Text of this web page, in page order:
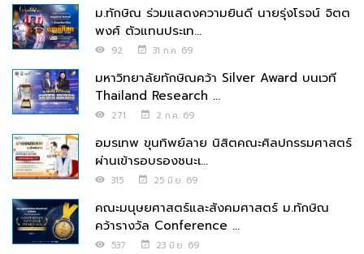
ม.ทักษิณ ร่วมแสดงความยินดี นายรุ่งโรจน์ จิตต
พงศ์ ตัวแทนประเท...
92 31 ก.ค. 69
มหาวิทยาลัยทักษิณคว้า Silver Award บนเวที
Thailand Research ...
271 2 ก.ค. 69
อมรเทพ ขุนทิพย์ลาย นิสิตคณะศิลปกรรมศาสตร์
ผ่านเข้ารอบรองชนะเ...
315 25 มิ.ย. 69
คณะมนุษยศาสตร์และสังคมศาสตร์ ม.ทักษิณ
คว้ารางวัล Conference ...
537 23 มิ.ย. 69